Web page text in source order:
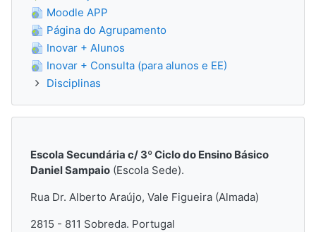
Moodle APP
Página do Agrupamento
Inovar + Alunos
Inovar + Consulta (para alunos e EE)
Disciplinas
Escola Secundária c/ 3º Ciclo do Ensino Básico
Daniel Sampaio (Escola Sede).
Rua Dr. Alberto Araújo, Vale Figueira (Almada)
2815 - 811 Sobreda. Portugal